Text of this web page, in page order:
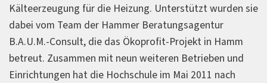
Kälteerzeugung für die Heizung. Unterstützt wurden sie
dabei vom Team der Hammer Beratungsagentur
B.A.U.M.-Consult, die das Ökoprofit-Projekt in Hamm
betreut. Zusammen mit neun weiteren Betrieben und
Einrichtungen hat die Hochschule im Mai 2011 nach